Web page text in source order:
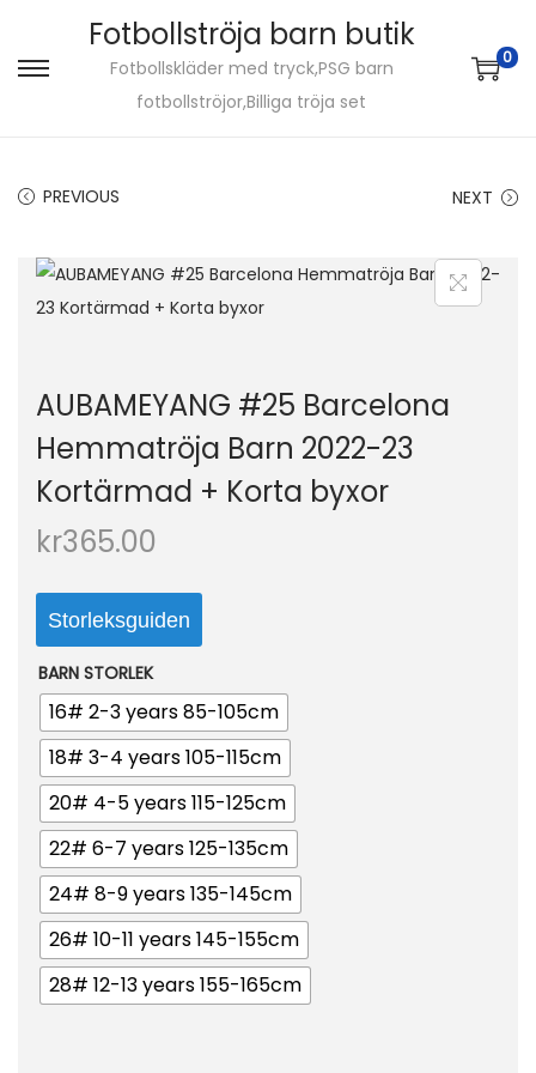
k
n
g
a
t
k
c
e
n
t
Fotbollströja barn butik
Fotbollskläder med tryck,PSG barn
fotbollströjor,Billiga tröja set
0
PREVIOUS NEXT
AUBAMEYANG #25 Barcelona
Hemmatröja Barn 2022-23
Kortärmad + Korta byxor
kr365.00
Storleksguiden
BARN STORLEK
16# 2-3 years 85-105cm
18# 3-4 years 105-115cm
20# 4-5 years 115-125cm
22# 6-7 years 125-135cm
24# 8-9 years 135-145cm
26# 10-11 years 145-155cm
28# 12-13 years 155-165cm